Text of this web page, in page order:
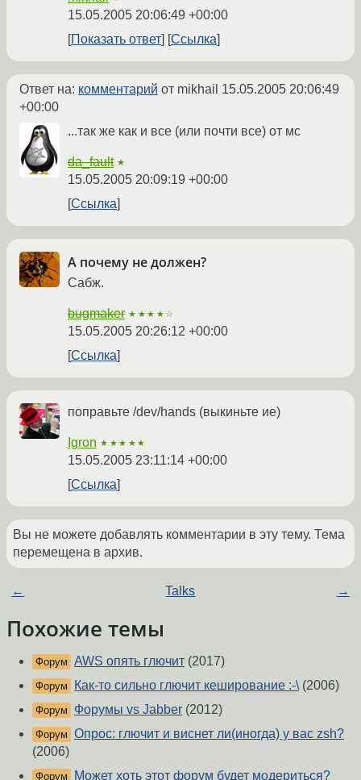
15.05.2005 20:06:49 +00:00
Показать ответ
Ссылка
Ответ на: комментарий от mikhail 15.05.2005 20:06:49
+00:00
...так же как и все (или почти все) от мс
da_fault ★
15.05.2005 20:09:19 +00:00
Ссылка
А почему не должен?
Сабж.
bugmaker ★★★★☆
15.05.2005 20:26:12 +00:00
Ссылка
поправьте /dev/hands (выкиньте ие)
Igron ★★★★★
15.05.2005 23:11:14 +00:00
Ссылка
Вы не можете добавлять комментарии в эту тему. Тема
перемещена в архив.
← Talks →
Похожие темы
Форум AWS опять глючит (2017)
Форум Как-то сильно глючит кеширование :-\ (2006)
Форум Форумы vs Jabber (2012)
Форум Опрос: глючит и виснет ли(иногда) у вас zsh?
(2006)
Форум Может хоть этот форум будет модериться?